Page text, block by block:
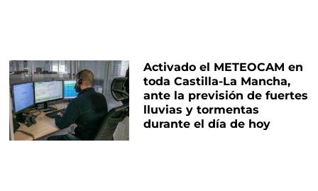
Activado el METEOCAM en
toda Castilla-La Mancha,
ante la previsión de fuertes
lluvias y tormentas
durante el día de hoy